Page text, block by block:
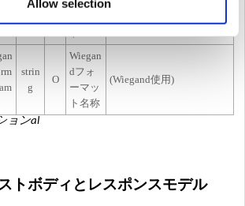
Allow selection
O
strin
g
O
Wiegan
dフォ
ーマッ
ト名称
(Wiegand使用)
ョンal
トボディとレスポンスモデル